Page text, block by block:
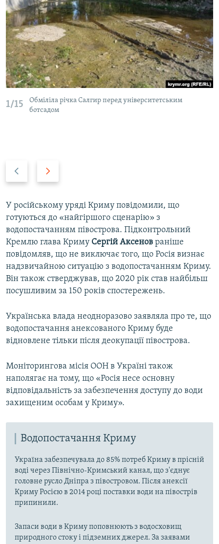
1/15
Обміліла річка Салгир перед університетським
ботсадом
v
i
o
u
s
s
l
i
e
t
s
l
i
d
e
У російському уряді Криму повідомили, що
готуються до «найгіршого сценарію» з
водопостачанням півострова. Підконтрольний
Кремлю глава Криму Сергій Аксенов раніше
повідомляв, що не виключає того, що Росія визнає
надзвичайною ситуацію з водопостачанням Криму.
Він також стверджував, що 2020 рік став найбільш
посушливим за 150 років спостережень.
Українська влада неодноразово заявляла про те, що
водопостачання анексованого Криму буде
відновлене тільки після деокупації півострова.
Моніторингова місія ООН в Україні також
наполягає на тому, що «Росія несе основну
відповідальність за забезпечення доступу до води
захищеним особам у Криму».
Водопостачання Криму
Україна забезпечувала до 85% потреб Криму в прісній
воді через Північно-Кримський канал, що з'єднує
головне русло Дніпра з півостровом. Після анексії
Криму Росією в 2014 році поставки води на півострів
припинили.
Запаси води в Криму поповнюють з водосховищ
природного стоку і підземних джерел. За заявами